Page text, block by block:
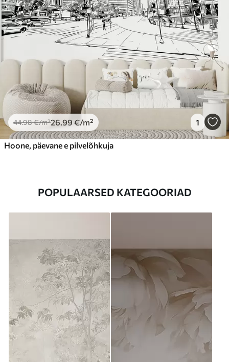
44.98€/m²26 .99 €/m² 1
Hoone, päevane e pilvelõhkuja
POPULAARSED KATEGOORIAD